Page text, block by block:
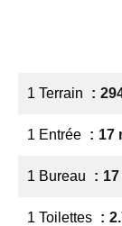
1 Terrain
1 Entrée 17
1 Bureau 17
1 Toilettes